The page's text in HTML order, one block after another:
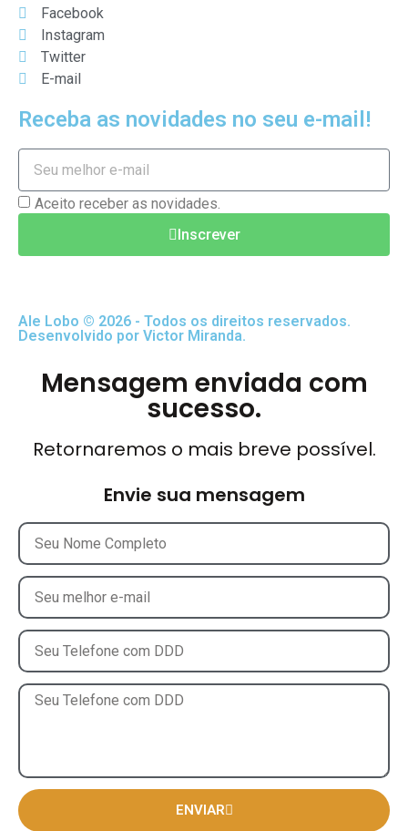
Facebook
Instagram
Twitter
E-mail
Receba as novidades no seu e-mail!
Aceito receber as novidades.
Inscrever
Ale Lobo © 2026 - Todos os direitos reservados.
Desenvolvido por Victor Miranda.
Mensagem enviada com
sucesso.
Retornaremos o mais breve possível.
Envie sua mensagem
ENVIAR